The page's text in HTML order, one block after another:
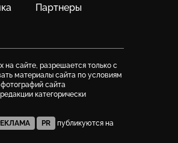
Партнеры
сайте, разрешается только с
материалы сайта по условиям
сайта
категорически
PR
публикуются на